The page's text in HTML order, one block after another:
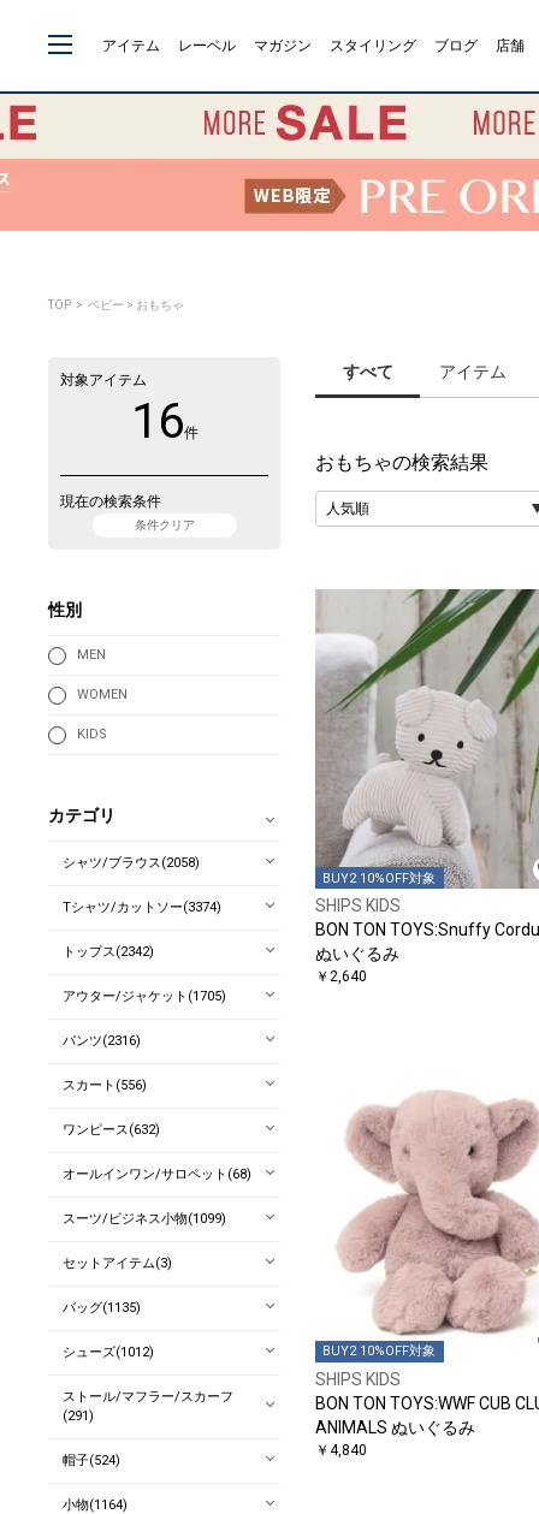
アイテム レーベル マガジン スタイリング ブログ 店舗
TOP > ベビー > おもちゃ
すべて アイテム
おもちゃの検索結果
BUY2 10%OFF対象
SHIPS KIDS
BON TON TOYS:Snuffy
ぬいぐるみ
￥2,640
BUY2 10%OFF対象
SHIPS KIDS
BON TON TOYS:WWF CUB
ANIMALS ぬいぐるみ
￥4,840
対象アイテム
16件
現在の検索条件
条件クリア
性別
MEN
WOMEN
KIDS
カテゴリ
シャツ/ブラウス(2058)
Tシャツ/カットソー(3374)
トップス(2342)
アウター/ジャケット(1705)
パンツ(2316)
スカート(556)
ワンピース(632)
オールインワン/サロペット(68)
スーツ/ビジネス小物(1099)
セットアイテム(3)
バッグ(1135)
シューズ(1012)
ストール/マフラー/スカーフ
(291)
帽子(524)
小物(1164)